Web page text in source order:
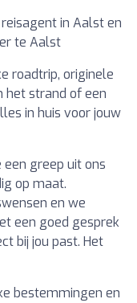
in Aalst en
te Aalst
roadtrip, originele
het strand of een
in huis voor jouw
greep uit ons
op maat.
en we
een goed gesprek
bij jou past. Het
bestemmingen en